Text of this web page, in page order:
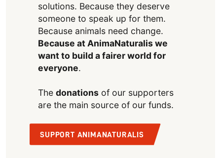
solutions. Because they deserve
someone to speak up for them.
Because animals need change.
Because at AnimaNaturalis we
want to build a fairer world for
everyone.
The donationsof our supporters
are the main source of our funds.
SUPPORT ANIMANATURALIS